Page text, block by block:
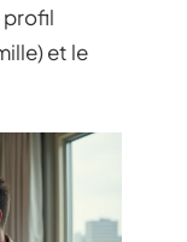
profil
et le